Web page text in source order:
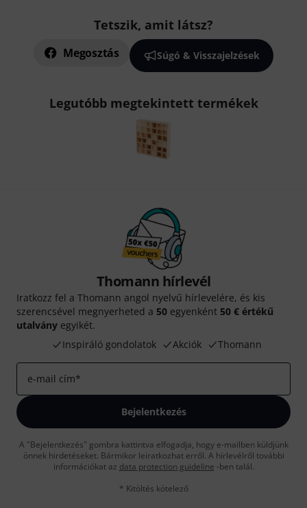
Tetszik, amit látsz?
Megosztás Súgó & Visszajelzések
Legutóbb megtekintett termékek
Thomann hírlevél
Iratkozz fel a Thomann angol nyelvű hírlevelére, és kis
szerencsével megnyerheted a 50 egyenként 50 € értékű
utalvány egyikét.
Inspiráló gondolatok
Akciók Thomann
e-mail cím*
Bejelentkezés
A "Bejelentkezés" gombra kattintva elfogadja, hogy e-mailben küldjünk
önnek hirdetéseket. Bármikor leiratkozhat erről. A hírlevélről további
információkat az data protection guideline -ben talál.
* Kitöltés kötelező